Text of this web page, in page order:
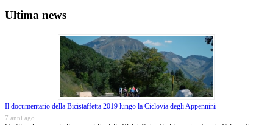
Ultima news
Il documentario della Bicistaffetta 2019 lungo la Ciclovia degli Appennini
7 anni ago